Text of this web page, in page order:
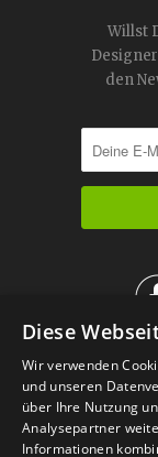
Willst
den
IM
Diese
Wir verwenden
und unseren
über Ihre Nutzung
Analysepartner
Informationen